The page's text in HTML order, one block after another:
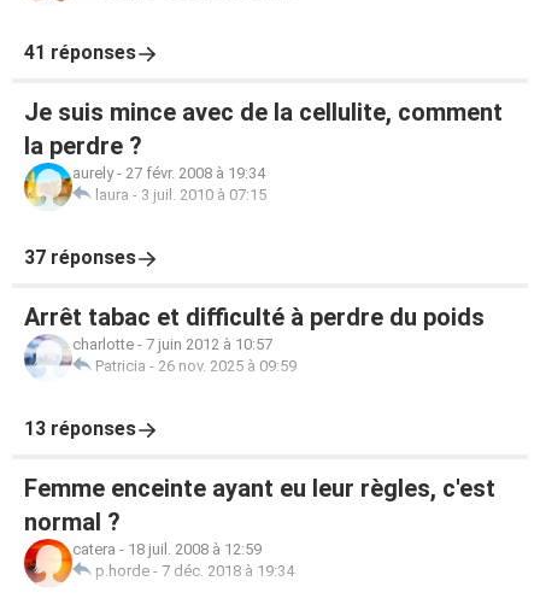
41 réponses
Je suis mince avec de la cellulite, comment
la perdre ?
aurely- 27 févr. 2008 à 19:34
laura - 3 juil. 2010 à 07:15
37 réponses
Arrêt tabac et difficulté à perdre du poids
charlotte - 7 juin 2012 à 10:57
Patricia - 26 nov. 2025 à 09:59
13 réponses
Femme enceinte ayant eu leur règles, c'est
normal ?
catera - 18 juil. 2008 à 12:59
p.horde - 7 déc. 2018 à 19:34